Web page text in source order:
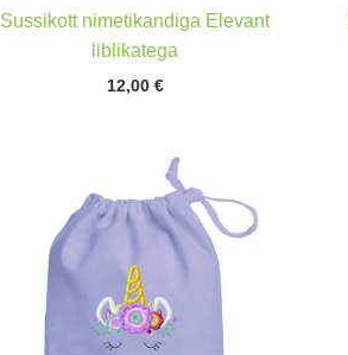
Sussikott nimetikandiga Elevant
liblikatega
12,00 €